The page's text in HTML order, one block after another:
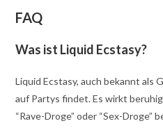
FAQ
Was ist Liquid Ecstasy?
Liquid Ecstasy, auch bekannt als
auf Partys findet. Es wirkt
“Rave-Droge” oder “Sex-Droge”